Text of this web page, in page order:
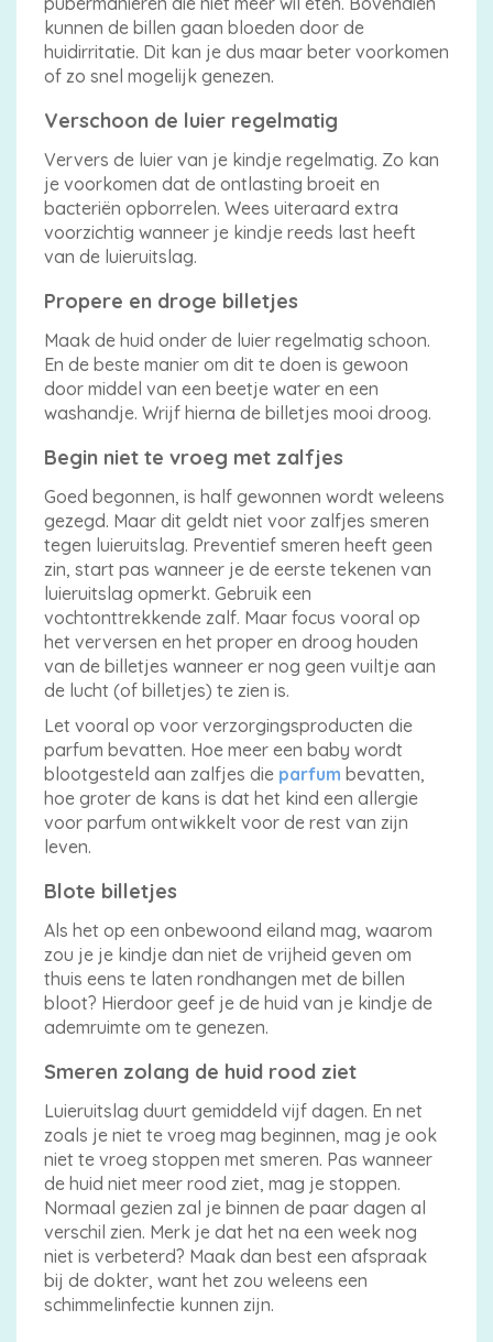
kunnen de billen gaan bloeden door de
huidirritatie. Dit kan je dus maar beter voorkomen
of zo snel mogelijk genezen.
Verschoon de luier regelmatig
Ververs de luier van je kindje regelmatig. Zo kan
je voorkomen dat de ontlasting broeit en
bacteriën opborrelen. Wees uiteraard extra
voorzichtig wanneer je kindje reeds last heeft
van de luieruitslag.
Propere en droge billetjes
Maak de huid onder de luier regelmatig schoon.
En de beste manier om dit te doen is gewoon
door middel van een beetje water en een
washandje. Wrijf hierna de billetjes mooi droog.
Begin niet te vroeg met zalfjes
Goed begonnen, is half gewonnen wordt weleens
gezegd. Maar dit geldt niet voor zalfjes smeren
tegen luieruitslag. Preventief smeren heeft geen
zin, start pas wanneer je de eerste tekenen van
luieruitslag opmerkt. Gebruik een
vochtonttrekkende zalf. Maar focus vooral op
het verversen en het proper en droog houden
van de billetjes wanneer er nog geen vuiltje aan
de lucht (of billetjes) te zien is.
Let vooral op voor verzorgingsproducten die
parfum bevatten. Hoe meer een baby wordt
blootgesteld aan zalfjes die parfum bevatten,
hoe groter de kans is dat het kind een allergie
voor parfum ontwikkelt voor de rest van zijn
leven.
Blote billetjes
Als het op een onbewoond eiland mag, waarom
zou je je kindje dan niet de vrijheid geven om
thuis eens te laten rondhangen met de billen
bloot? Hierdoor geef je de huid van je kindje de
ademruimte om te genezen.
Smeren zolang de huid rood ziet
Luieruitslag duurt gemiddeld vijf dagen. En net
zoals je niet te vroeg mag beginnen, mag je ook
niet te vroeg stoppen met smeren. Pas wanneer
de huid niet meer rood ziet, mag je stoppen.
Normaal gezien zal je binnen de paar dagen al
verschil zien. Merk je dat het na een week nog
niet is verbeterd? Maak dan best een afspraak
bij de dokter, want het zou weleens een
schimmelinfectie kunnen zijn.